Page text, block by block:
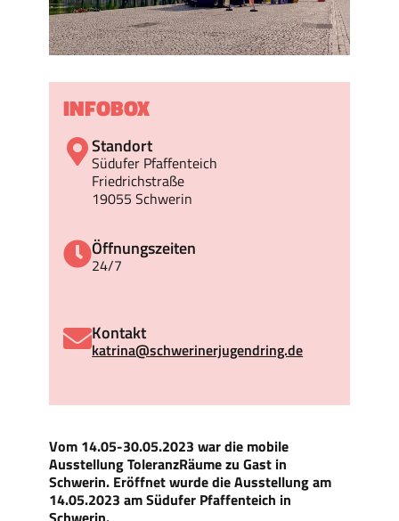
Vom 14.05-30.05.2023 war die mobile
Ausstellung ToleranzRäume zu Gast in
Schwerin. Eröffnet wurde die Ausstellung am
14.05.2023 am Südufer Pfaffenteich in
INFOBOX
Standort
Südufer Pfaffenteich
Friedrichstraße
19055 Schwerin
Öffnungszeiten
24/7
Kontakt
katrina@schwerinerjugendring.de